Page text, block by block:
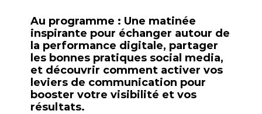
Au programme : Une matinée
inspirante pour échanger autour de
la performance digitale, partager
les bonnes pratiques social media,
et découvrir comment activer vos
leviers de communication pour
booster votre visibilité et vos
résultats.